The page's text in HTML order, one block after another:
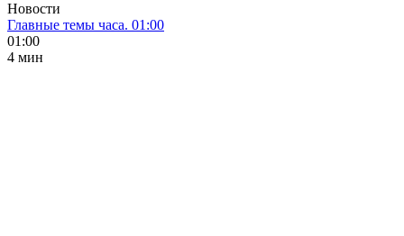
Новости
Главные темы часа. 01:00
01:00
4 мин